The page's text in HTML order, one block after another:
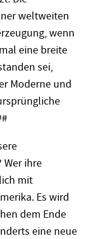
weltweiten
wenn
eine breite
sei,
Moderne und
ihre
mit
Es wird
dem Ende
eine neue